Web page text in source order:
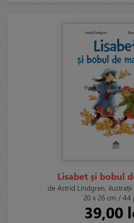
Lisabet și bobul
de Astrid Lindgren,
20 x 26 cm / 44
39,00